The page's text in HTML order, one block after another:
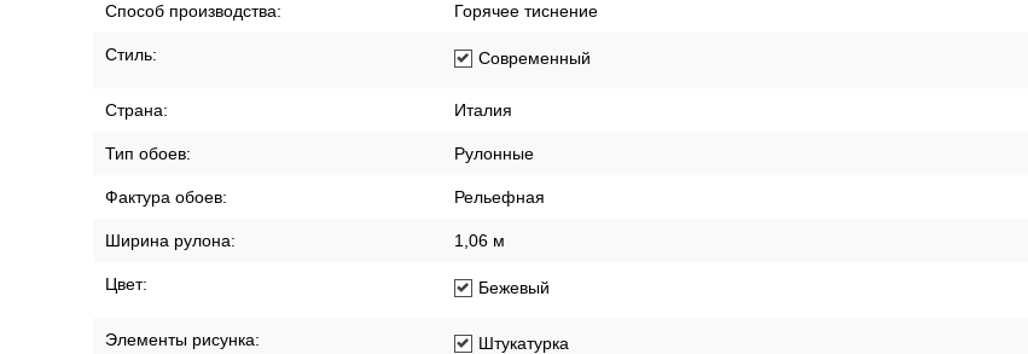
Способ производства: Горячее тиснение
Стиль: Современный
Страна: Италия
Тип обоев: Рулонные
Фактура обоев: Рельефная
Ширина рулона: 1,06 м
Цвет: Бежевый
Элементы рисунка: Штукатурка